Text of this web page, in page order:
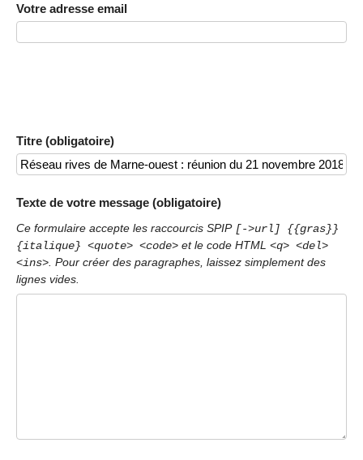
Votre adresse email
Titre (obligatoire)
Texte de votre message (obligatoire)
Ce formulaire accepte les raccourcis SPIP [->url] {{gras}}
{italique} <quote> <code> et le code HTML <q> <del>
<ins>. Pour créer des paragraphes, laissez simplement des
lignes vides.